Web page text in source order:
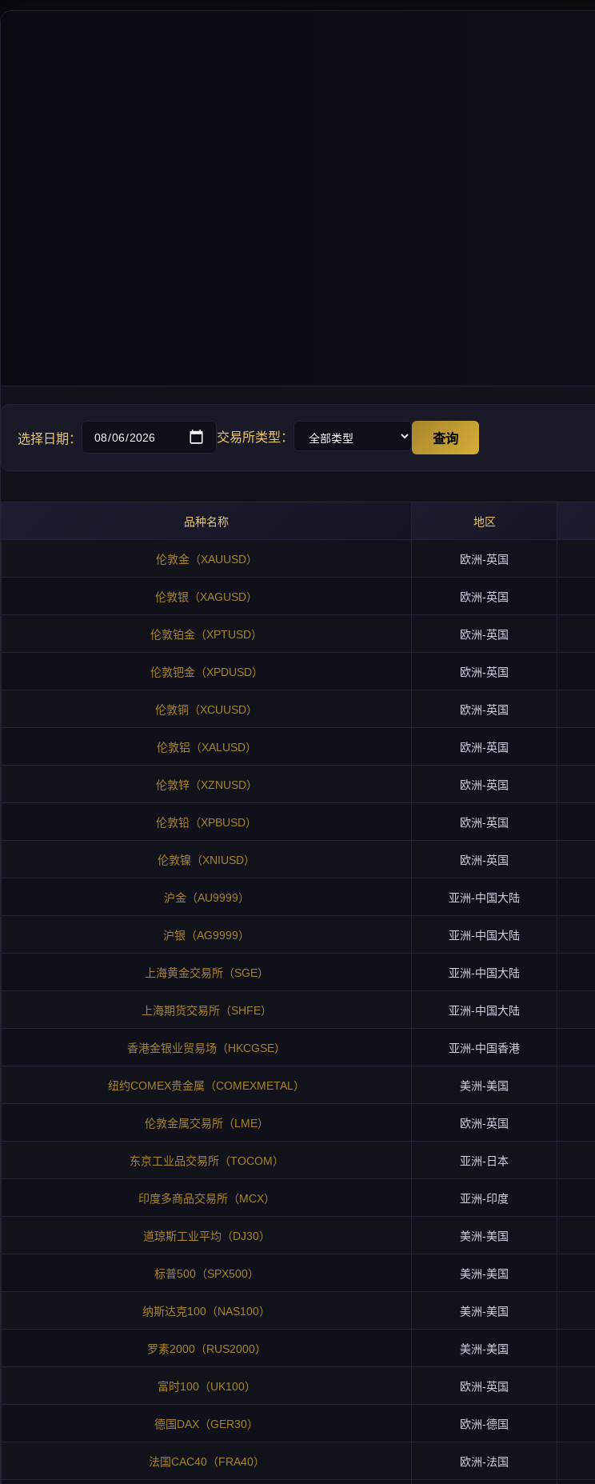
选择日期： 交易所类型： 查询
品种名称 地区
伦敦金（XAUUSD） 欧洲-英国
伦敦银（XAGUSD） 欧洲-英国
伦敦铂金（XPTUSD） 欧洲-英国
伦敦钯金（XPDUSD） 欧洲-英国
伦敦铜（XCUUSD） 欧洲-英国
伦敦铝（XALUSD） 欧洲-英国
伦敦锌（XZNUSD） 欧洲-英国
伦敦铅（XPBUSD） 欧洲-英国
伦敦镍（XNIUSD） 欧洲-英国
沪金（AU9999） 亚洲-中国大陆
沪银（AG9999） 亚洲-中国大陆
上海黄金交易所（SGE） 亚洲-中国大陆
上海期货交易所（SHFE） 亚洲-中国大陆
香港金银业贸易场（HKCGSE） 亚洲-中国香港
纽约COMEX贵金属（COMEXMETAL） 美洲-美国
伦敦金属交易所（LME） 欧洲-英国
东京工业品交易所（TOCOM） 亚洲-日本
印度多商品交易所（MCX） 亚洲-印度
道琼斯工业平均（DJ30） 美洲-美国
标普500（SPX500） 美洲-美国
纳斯达克100（NAS100） 美洲-美国
罗素2000（RUS2000） 美洲-美国
富时100（UK100） 欧洲-英国
德国DAX（GER30） 欧洲-德国
法国CAC40（FRA40） 欧洲-法国